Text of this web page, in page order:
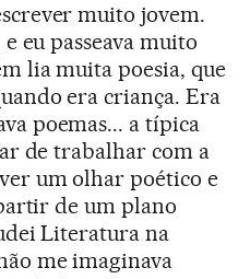
muito jovem.
eu passeava muito
lia muita poesia, que
era criança. Era
poemas... a típica
de trabalhar com a
um olhar poético e
de um plano
Literatura na
me imaginava